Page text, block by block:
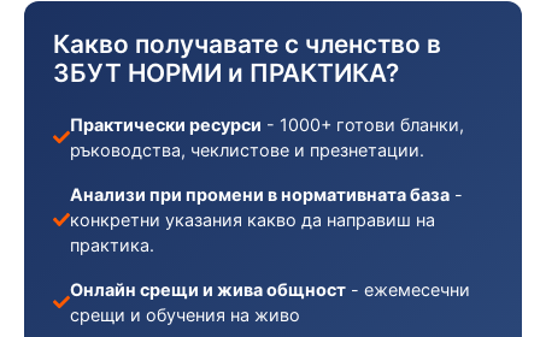
Какво получавате с членство в
ЗБУТ НОРМИ и ПРАКТИКА?
Практически ресурси - 1000+ готови бланки,
ръководства, чеклистове и презнетации.
Анализи при промени в нормативната база -
конкретни указания какво да направиш на
практика.
Онлайн срещи и жива общност - ежемесечни
срещи и обучения на живо